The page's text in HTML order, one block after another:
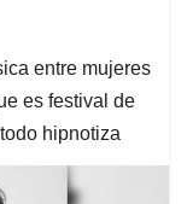
entre mujeres
es festival de
hipnotiza